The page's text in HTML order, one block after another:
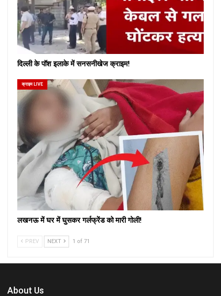
दिल्ली के पॉश इलाके में सनसनीखेज क्राइम!
क्राइम LIVE
लखनऊ में घर में घुसकर गर्लफ्रेंड को मारी गोली!
PREV NEXT 1 of 71
About Us